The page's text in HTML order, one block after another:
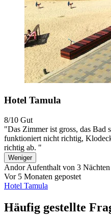
Hotel Tamula
8/10 Gut
"Das Zimmer ist gross, das Bad
funktioniert nicht richtig,
richtig ab. "
Weniger
AndorAufenthalt von 3 Nächten
Vor 5 Monaten gepostet
Hotel Tamula
Häufig gestellte